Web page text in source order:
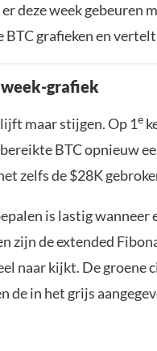
deze week gebeuren
BTC grafieken en
grafiek
maar stijgen. Op 1e
BTC opnieuw
zelfs de $28K
is lastig
zijn de extended
naar kijkt. De groene
de in het grijs